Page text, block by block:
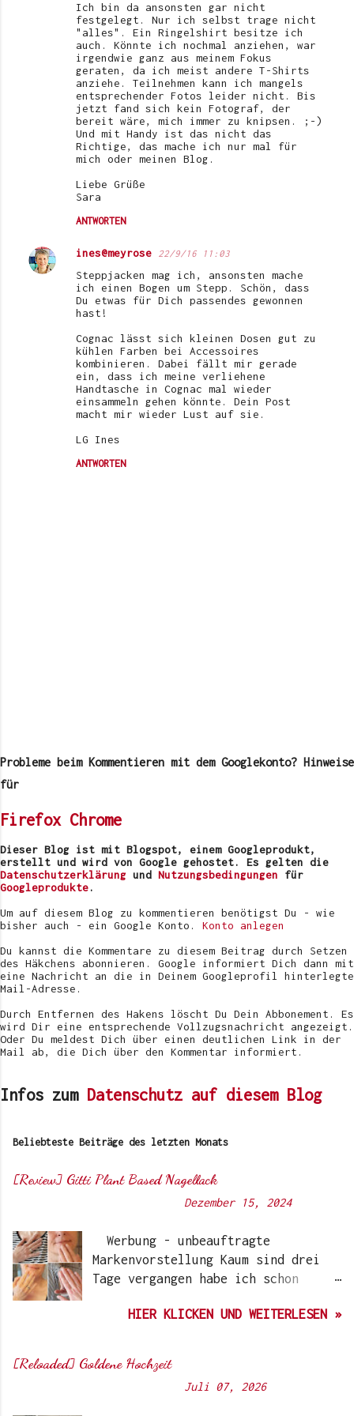
Ich bin da ansonsten gar nicht
festgelegt. Nur ich selbst trage nicht
"alles". Ein Ringelshirt besitze ich
auch. Könnte ich nochmal anziehen, war
irgendwie ganz aus meinem Fokus
geraten, da ich meist andere T-Shirts
anziehe. Teilnehmen kann ich mangels
entsprechender Fotos leider nicht. Bis
jetzt fand sich kein Fotograf, der
bereit wäre, mich immer zu knipsen. ;-)
Und mit Handy ist das nicht das
Richtige, das mache ich nur mal für
mich oder meinen Blog.
Liebe Grüße
Sara
ANTWORTEN
ines@meyrose 22/9/16 11:03
Steppjacken mag ich, ansonsten mache
ich einen Bogen um Stepp. Schön, dass
Du etwas für Dich passendes gewonnen
hast!
Cognac lässt sich kleinen Dosen gut zu
kühlen Farben bei Accessoires
kombinieren. Dabei fällt mir gerade
ein, dass ich meine verliehene
Handtasche in Cognac mal wieder
einsammeln gehen könnte. Dein Post
macht mir wieder Lust auf sie.
LG Ines
ANTWORTEN
m
m
a
v
e
r
ö
f
e
t
l
i
c
e
n
Probleme beim Kommentieren mit dem Googlekonto? Hinweise
für
Firefox Chrome
Dieser Blog ist mit Blogspot, einem Googleprodukt,
erstellt und wird von Google gehostet. Es gelten die
Datenschutzerklärung und Nutzungsbedingungen für
Googleprodukte.
Um auf diesem Blog zu kommentieren benötigst Du - wie
bisher auch - ein Google Konto. Konto anlegen
Du kannst die Kommentare zu diesem Beitrag durch Setzen
des Häkchens abonnieren. Google informiert Dich dann mit
eine Nachricht an die in Deinem Googleprofil hinterlegte
Mail-Adresse.
Durch Entfernen des Hakens löscht Du Dein Abbonement. Es
wird Dir eine entsprechende Vollzugsnachricht angezeigt.
Oder Du meldest Dich über einen deutlichen Link in der
Mail ab, die Dich über den Kommentar informiert.
Infos zum Datenschutz auf diesem Blog
Beliebteste Beiträge des letzten Monats
[Review] Gitti Plant Based Nagellack
Dezember 15, 2024
Werbung - unbeauftragte
Markenvorstellung Kaum sind drei
Tage vergangen habe ich schon
Euch. Aber nach 6 Monate, wo ich
durchwegs positives Ergebnis
vermelden. Die meisten dürften
HIER KLICKEN UND WEITERLESEN »
[Reloaded] Goldene Hochzeit
Juli 07, 2026